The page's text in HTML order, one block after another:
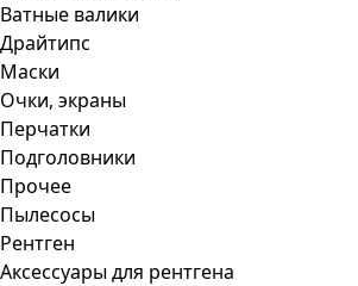
Ватные валики
Драйтипс
Маски
Очки, экраны
Перчатки
Подголовники
Прочее
Пылесосы
Рентген
Аксессуары для рентгена